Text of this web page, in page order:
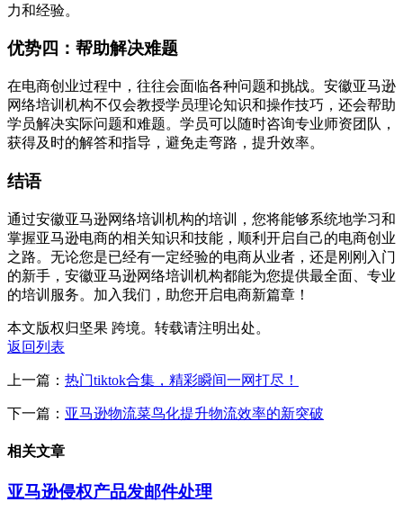
力和经验。
优势四：帮助解决难题
在电商创业过程中，往往会面临各种问题和挑战。安徽亚马逊
网络培训机构不仅会教授学员理论知识和操作技巧，还会帮助
学员解决实际问题和难题。学员可以随时咨询专业师资团队，
获得及时的解答和指导，避免走弯路，提升效率。
结语
通过安徽亚马逊网络培训机构的培训，您将能够系统地学习和
掌握亚马逊电商的相关知识和技能，顺利开启自己的电商创业
之路。无论您是已经有一定经验的电商从业者，还是刚刚入门
的新手，安徽亚马逊网络培训机构都能为您提供最全面、专业
的培训服务。加入我们，助您开启电商新篇章！
本文版权归坚果 跨境。转载请注明出处。
返回列表
上一篇： 热门tiktok合集，精彩瞬间一网打尽！
下一篇： 亚马逊物流菜鸟化提升物流效率的新突破
相关文章
亚马逊侵权产品发邮件处理